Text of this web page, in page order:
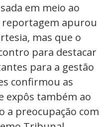
em meio ao
reportagem apurou
mas que o
para destacar
para a gestão
confirmou as
expôs também ao
a preocupação com